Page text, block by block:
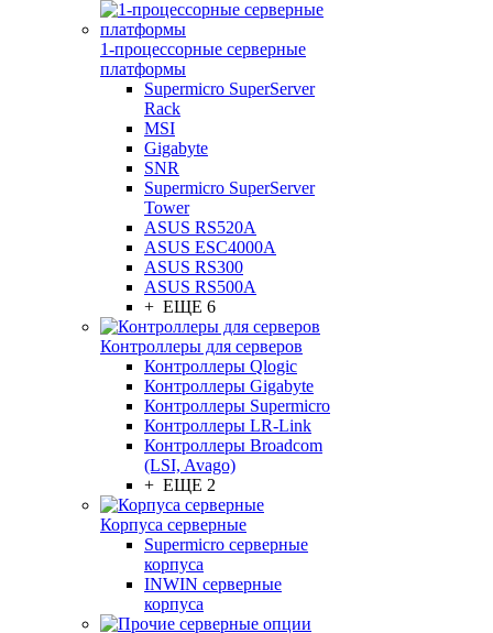
1-процессорные серверные
платформы
Supermicro SuperServer
Rack
MSI
Gigabyte
SNR
Supermicro SuperServer
Tower
ASUS RS520A
ASUS ESC4000A
ASUS RS300
ASUS RS500A
+ ЕЩЕ 6
Контроллеры для серверов
Контроллеры Qlogic
Контроллеры Gigabyte
Контроллеры Supermicro
Контроллеры LR-Link
Контроллеры Broadcom
(LSI, Avago)
+ ЕЩЕ 2
Корпуса серверные
Supermicro серверные
корпуса
INWIN серверные
корпуса